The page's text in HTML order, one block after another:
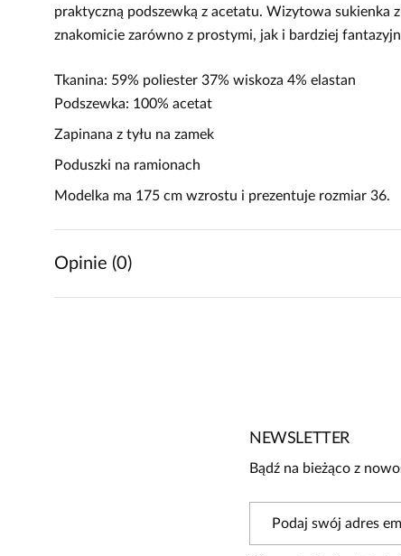
praktyczną podszewką z acetatu. Wizytowa sukienka
znakomicie zarówno z prostymi, jak i bardziej
Tkanina: 59% poliester 37% wiskoza 4% elastan
Podszewka: 100% acetat
Zapinana z tyłu na zamek
Poduszki na ramionach
Modelka ma 175 cm wzrostu i prezentuje rozmiar 36.
Opinie (0)
NEWSLETTER
Bądź na bieżąco z